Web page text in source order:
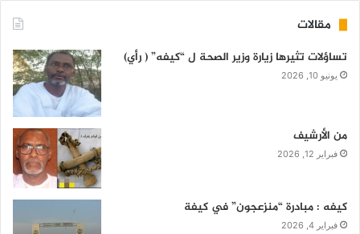
مقالات
تساؤلات تثيرها زيارة وزير الصحة ل “كيفه” ( رأي)
يونيو 10, 2026
من الأرشيف
فبراير 12, 2026
كيفه : مبادرة “منزعجون” في كيفة
فبراير 4, 2026